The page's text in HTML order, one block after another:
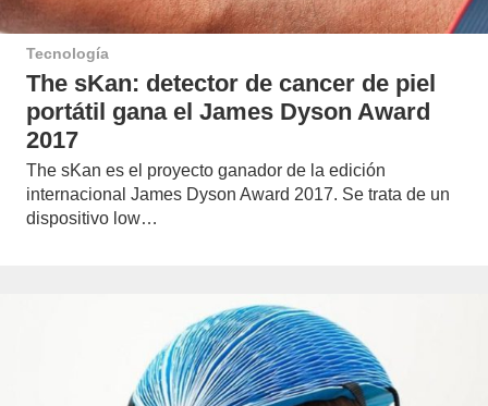
Tecnología
The sKan: detector de cancer de piel
portátil gana el James Dyson Award
2017
The sKan es el proyecto ganador de la edición
internacional James Dyson Award 2017. Se trata de un
dispositivo low…